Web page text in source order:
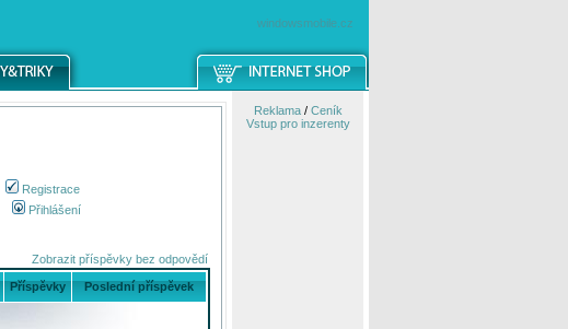
windowsmobile.cz
Registrace
Přihlášení
Zobrazit příspěvky bez odpovědí
Příspěvky Poslední příspěvek
Reklama/ Ceník
Vstup pro inzerenty